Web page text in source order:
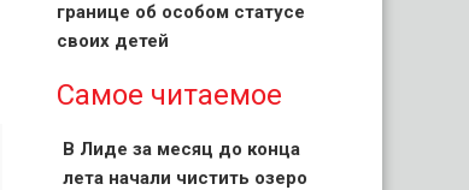
границе об особом статусе
своих детей
Самое читаемое
В Лиде за месяц до конца
лета начали чистить озеро